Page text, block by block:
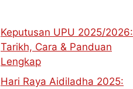
Keputusan UPU 2025/2026:
Tarikh, Cara & Panduan
Lengkap
Hari Raya Aidiladha 2025: